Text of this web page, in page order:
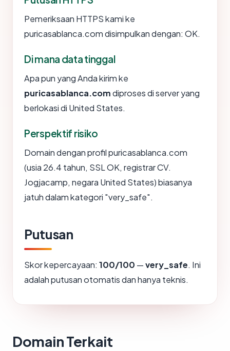
Pemeriksaan HTTPS kami ke
puricasablanca.com disimpulkan dengan: OK.
Di mana data tinggal
Apa pun yang Anda kirim ke
puricasablanca.comdiproses di server yang
berlokasi di United States.
Perspektif risiko
Domain dengan profil puricasablanca.com
(usia 26.4 tahun, SSL OK, registrar CV.
Jogjacamp, negara United States) biasanya
jatuh dalam kategori "very_safe".
Putusan
Skor kepercayaan: 100/100 —very_safe. Ini
adalah putusan otomatis dan hanya teknis.
Domain Terkait